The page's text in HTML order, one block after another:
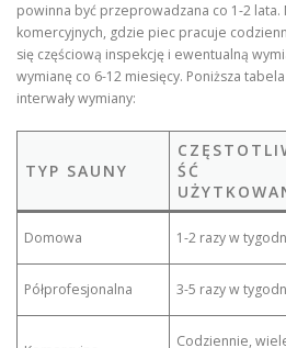
powinna być przeprowadzana co 1-2 lata.
komercyjnych, gdzie piec pracuje
się częściową inspekcję i ewentualną
wymianę co 6-12 miesięcy. Poniższa
interwały wymiany:
TYP SAUNY
ŚĆ
Domowa 1-2 razy w
Półprofesjonalna 3-5 razy w
Codziennie,